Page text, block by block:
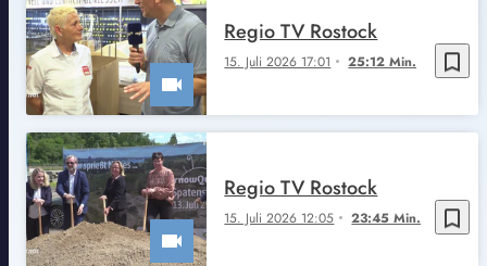
bookmark_border
15. Juli 2026 17:01 25:12 Min.
Regio TV Rostock
bookmark_border
15. Juli 2026 12:05 23:45 Min.
Regio TV Rostock